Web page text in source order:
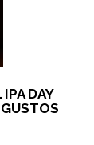
IPA DAY